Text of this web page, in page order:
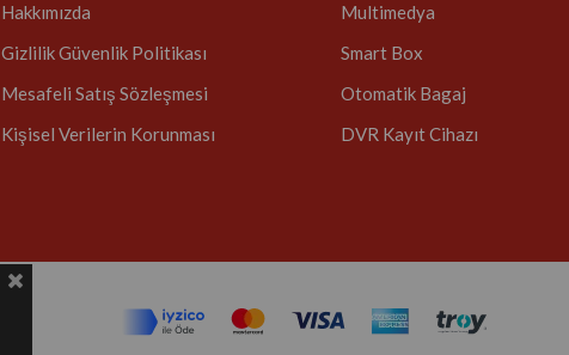
Hakkımızda
Gizlilik Güvenlik Politikası
Mesafeli Satış Sözleşmesi
Kişisel Verilerin Korunması
Multimedya
Smart Box
Otomatik Bagaj
DVR Kayıt Cihazı